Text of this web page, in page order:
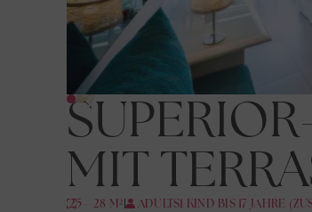
MIT
25—28 M² 2 ADULTS1 KIND BIS 17 JAHRE